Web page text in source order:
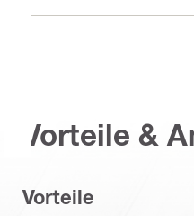
Vorteile &
Vorteile